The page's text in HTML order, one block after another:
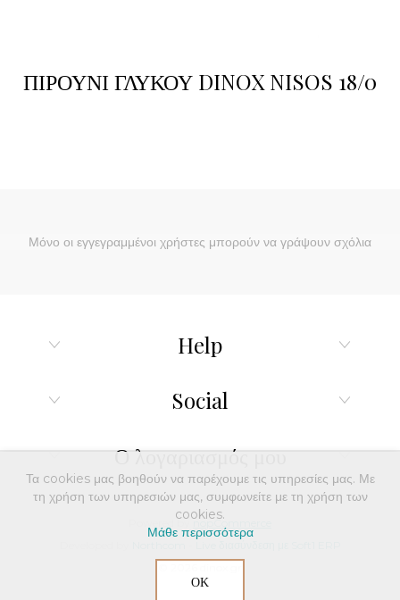
ΠΙΡΟΥΝΙ ΓΛΥΚΟΥ DINOX NISOS 18/0
Μόνο οι εγγεγραμμένοι χρήστες μπορούν να γράψουν σχόλια
Help
Social
Ο λογαριασμός μου
Powered by nopCommerce
Τα cookies μας βοηθούν να παρέχουμε τις υπηρεσίες μας. Με
τη χρήση των υπηρεσιών μας, συμφωνείτε με τη χρήση των
cookies.
Μάθε περισσότερα
ΟΚ